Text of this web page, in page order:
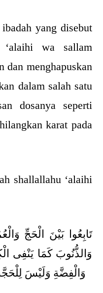
yang disebut
‘alaihi wa sallam
dan menghapuskan
dalam salah satu
dosanya seperti
karat pada
shallallahu ‘alaihi
تَابِعُوا بَيْنَ الْحَجِّ
وَالذُّنُوبَ كَمَا يَنْفِى
وَالْفِضَّةِ وَلَيْسَ